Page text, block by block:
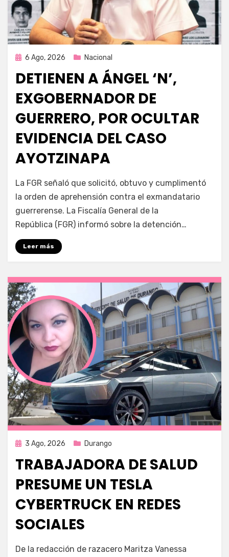
Publicada
6 Ago, 2026 Nacional
DETIENEN A ÁNGEL ‘N’,
EXGOBERNADOR DE
GUERRERO, POR OCULTAR
EVIDENCIA DEL CASO
AYOTZINAPA
porFernando Miranda Servín
La FGR señaló que solicitó, obtuvo y cumplimentó
la orden de aprehensión contra el exmandatario
guerrerense. La Fiscalía General de la
República (FGR) informó sobre la detención…
Leer más
Publicada
3 Ago, 2026 Durango
TRABAJADORA DE SALUD
PRESUME UN TESLA
CYBERTRUCK EN REDES
SOCIALES
por Fernando Miranda Servín
De la redacción de razacero Maritza Vanessa